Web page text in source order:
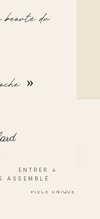
du
»
ASSEMBLÉ ·
ENTRER ↓
Sur demande
PIÈCE UNIQUE